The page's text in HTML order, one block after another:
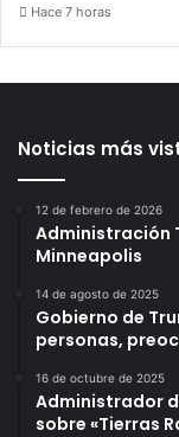
Hace 7 horas
Noticias más
12 de febrero de 2026
Administración
Minneapolis
14 de agosto de 2025
Gobierno de
personas,
16 de octubre de 2025
Administrador
sobre «Tierras